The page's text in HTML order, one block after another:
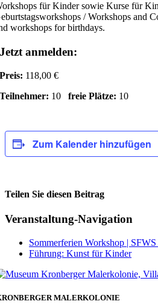
für Kinder sowie Kurse für
/ Workshops and
workshops for birthdays.
Jetzt anmelden:
Preis: 118,00 €
Teilnehmer: 10freie Plätze: 10
Zum Kalender hinzufügen
Teilen Sie diesen Beitrag
Facebook
Veranstaltung-Navigation
Sommerferien Workshop |
Führung: Kunst für Kinder
MALERKOLONIE